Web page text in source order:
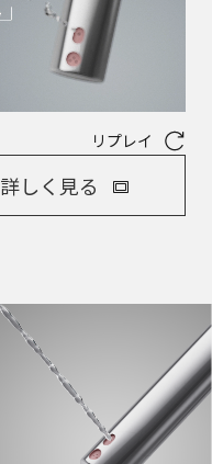
リプレイ
しく見る